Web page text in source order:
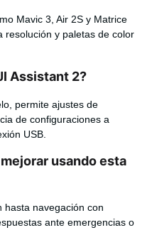
Mavic 3, Air 2S y Matrice
resolución y paletas de color
Assistant 2?
permite ajustes de
de configuraciones a
USB.
usando esta
hasta navegación con
ante emergencias o